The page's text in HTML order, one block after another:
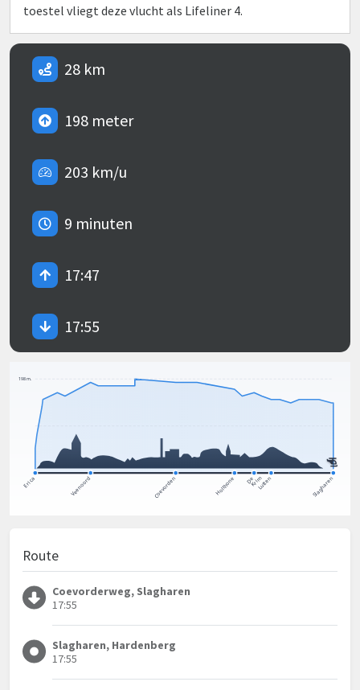
toestel vliegt deze vlucht als Lifeliner 4.
28 km
198 meter
203 km/u
9 minuten
17:47
17:55
Route
Coevorderweg, Slagharen
17:55
Slagharen, Hardenberg
17:55